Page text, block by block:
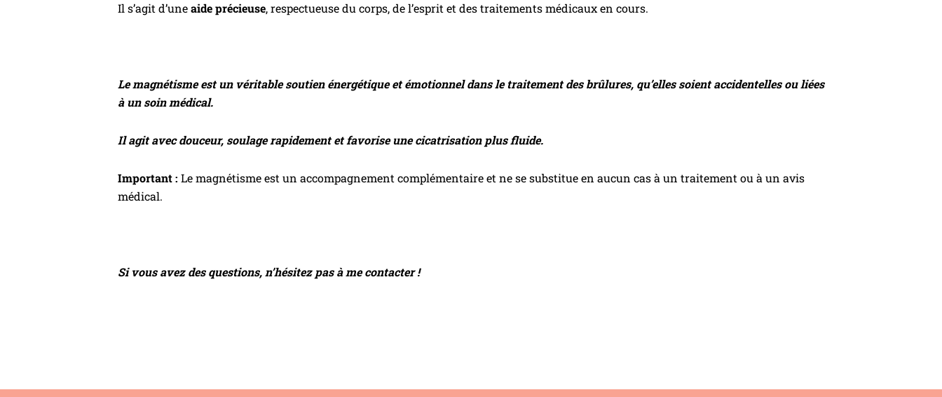
Il s’agit d’uneaide précieuse, respectueuse du corps, de l’esprit et des traitements médicaux en cours.
Le magnétisme est un véritable soutien énergétique et émotionnel dans le traitement des brûlures, qu’elles soient accidentelles ou liées
à un soin médical.
Il agit avec douceur, soulage rapidement et favorise une cicatrisation plus fluide.
Important : Le magnétisme est un accompagnement complémentaire et ne se substitue en aucun cas à un traitement ou à un avis
médical.
Si vous avez des questions, n’hésitez pas à me contacter !